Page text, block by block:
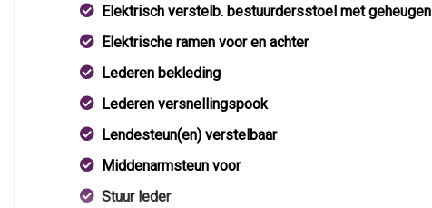
Elektrisch verstelb. bestuurdersstoel met geheugen
Elektrische ramen voor en achter
Lederen bekleding
Lederen versnellingspook
Lendesteun(en) verstelbaar
Middenarmsteun voor
Stuur leder